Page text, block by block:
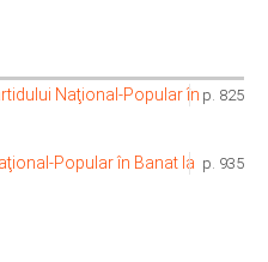
p. 825
Naţional-Popular în
p. 935
Popular în Banat la